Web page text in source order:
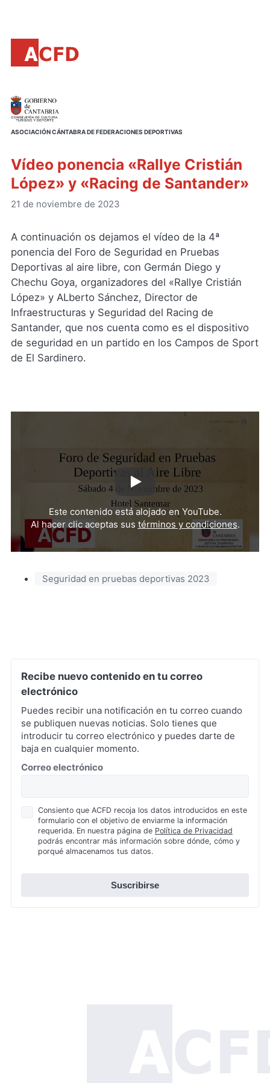
contenido
principal
ASOCIACIÓN CÁNTABRA DE FEDERACIONES DEPORTIVAS
Vídeo ponencia «Rallye Cristián
López» y «Racing de Santander»
21 de noviembre de 2023
A continuación os dejamos el vídeo de la 4ª
ponencia del Foro de Seguridad en Pruebas
Deportivas al aire libre, con Germán Diego y
Chechu Goya, organizadores del «Rallye Cristián
López» y ALberto Sánchez, Director de
Infraestructuras y Seguridad del Racing de
Santander, que nos cuenta como es el dispositivo
de seguridad en un partido en los Campos de Sport
de El Sardinero.
Reproducir
video
Este contenido está alojado en YouTube.
Al hacer clic aceptas sus términos y condicionesde
(Se
.
Seguridad en pruebas deportivas 2023
Recibe nuevo contenido en tu correo
electrónico
Puedes recibir una notificación en tu correo cuando
se publiquen nuevas noticias. Solo tienes que
introducir tu correo electrónico y puedes darte de
baja en cualquier momento.
Correo electrónico*
Política
Privacidad
Consiento que ACFD recoja los datos introducidos en este
formulario con el objetivo de enviarme la información
requerida. En nuestra página de Política de Privacidad
podrás encontrar más información sobre dónde, cómo y
porqué almacenamos tus datos.
Suscribirse